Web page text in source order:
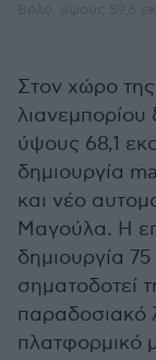
Στον χώρο της
λιανεμπορίου
ύψους 68,1
δημιουργία
και νέο
Μαγούλα. Η
δημιουργία
σηματοδοτεί
παραδοσιακό
πλατφορμικό